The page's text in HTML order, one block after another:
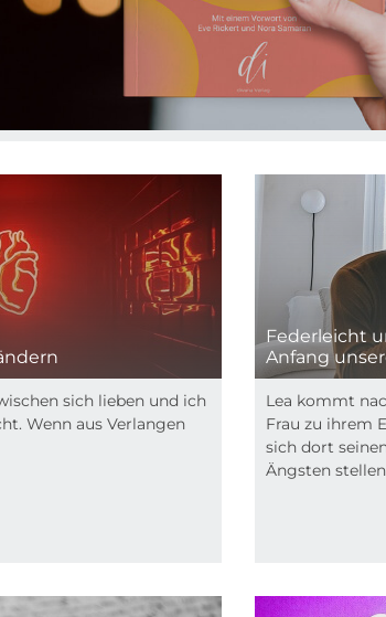
sich lieben und ich
Wenn aus Verlangen
Federleicht
Anfang
Lea kommt
Frau zu ihrem
sich dort
Ängsten